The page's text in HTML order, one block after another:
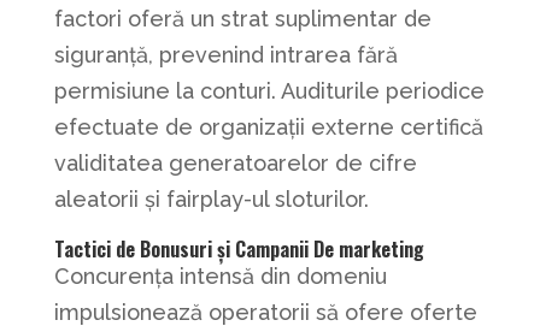
factori oferă un strat suplimentar de
siguranță, prevenind intrarea fără
permisiune la conturi. Auditurile periodice
efectuate de organizații externe certifică
validitatea generatoarelor de cifre
aleatorii și fairplay-ul sloturilor.
Tactici de Bonusuri și Campanii De marketing
Concurența intensă din domeniu
impulsionează operatorii să ofere oferte